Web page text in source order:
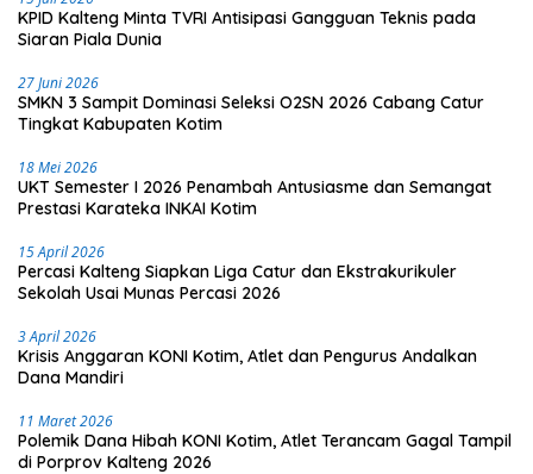
KPID Kalteng Minta TVRI Antisipasi Gangguan Teknis pada
Siaran Piala Dunia
27 Juni 2026
SMKN 3 Sampit Dominasi Seleksi O2SN 2026 Cabang Catur
Tingkat Kabupaten Kotim
18 Mei 2026
UKT Semester I 2026 Penambah Antusiasme dan Semangat
Prestasi Karateka INKAI Kotim
15 April 2026
Percasi Kalteng Siapkan Liga Catur dan Ekstrakurikuler
Sekolah Usai Munas Percasi 2026
3 April 2026
Krisis Anggaran KONI Kotim, Atlet dan Pengurus Andalkan
Dana Mandiri
11 Maret 2026
Polemik Dana Hibah KONI Kotim, Atlet Terancam Gagal Tampil
di Porprov Kalteng 2026